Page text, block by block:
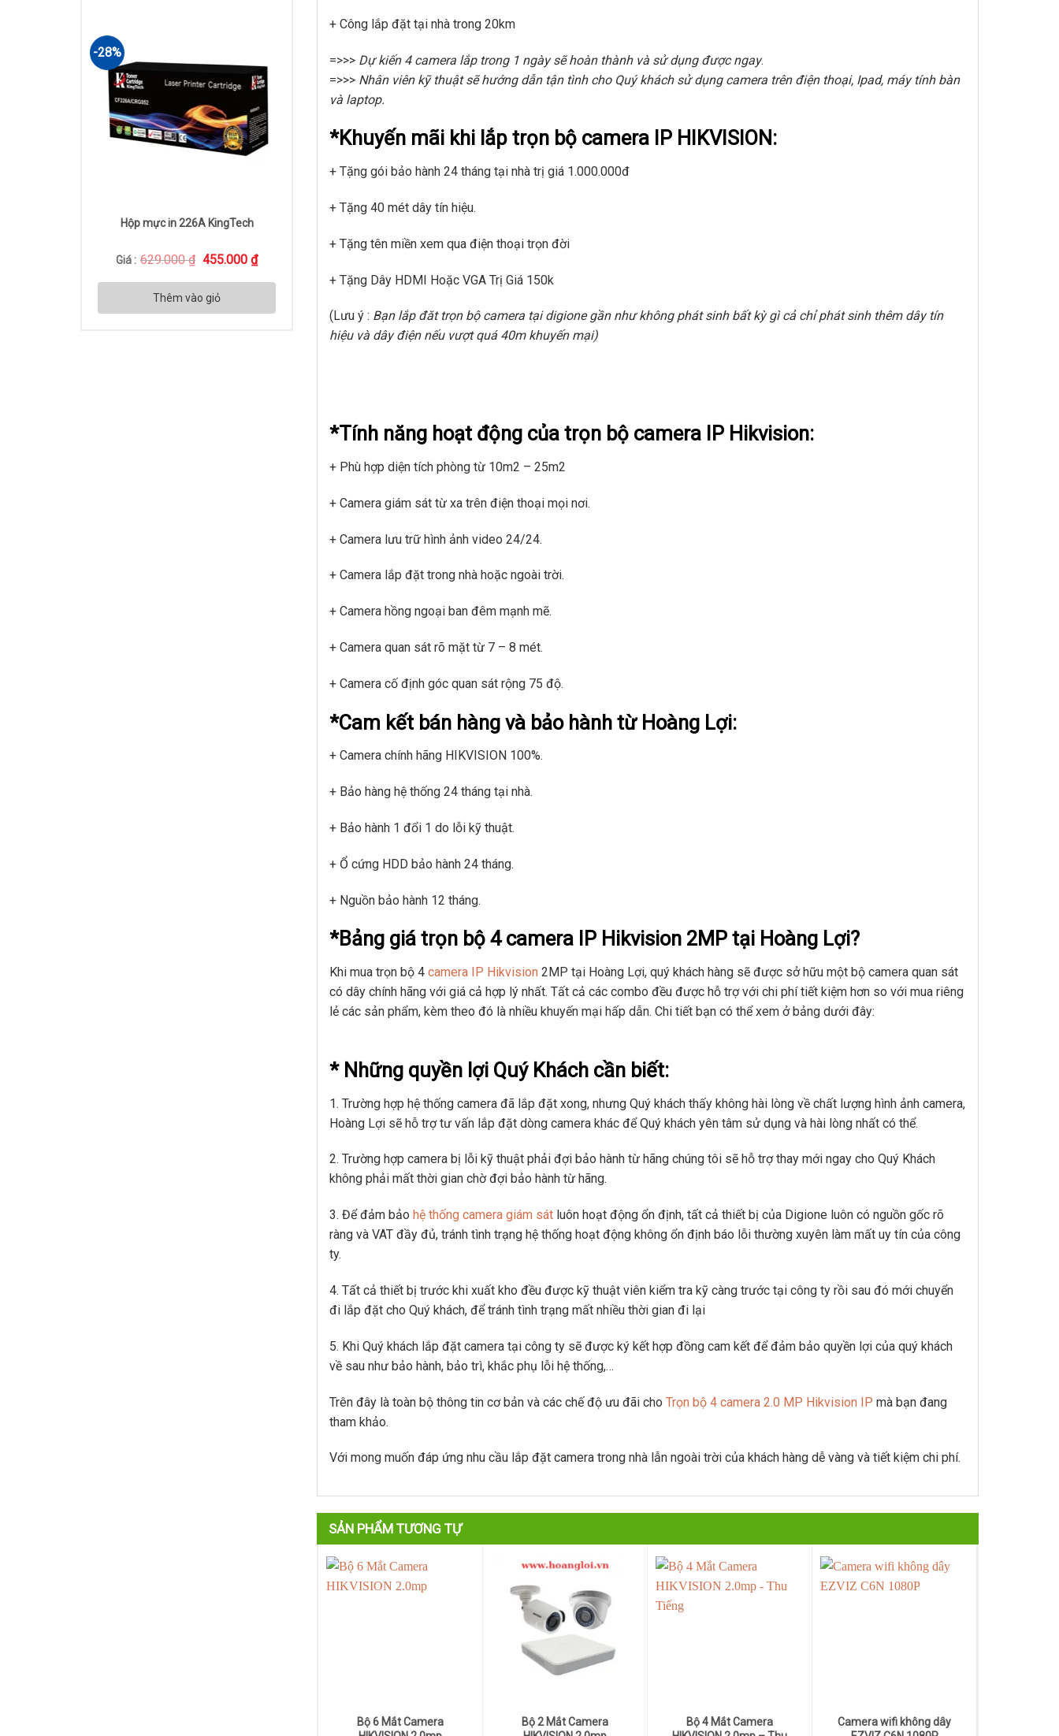
-28%
Hộp mực in 226A KingTech
Giá : 629.000₫ Giá
là:
629.000 ₫.
455.000 ₫Giá
hiện
tại
455.000 ₫.
Thêm vào giỏ
+ Công lắp đặt tại nhà trong 20km
=>>> Dự kiến 4 camera lắp trong 1 ngày sẽ hoàn thành và sử dụng được ngay.
=>>> Nhân viên kỹ thuật sẽ hướng dẫn tận tình cho Quý khách sử dụng camera trên điện thoại, Ipad, máy tính bàn
và laptop.
*Khuyến mãi khi lắp trọn bộ camera IP HIKVISION:
+ Tặng gói bảo hành 24 tháng tại nhà trị giá 1.000.000đ
+ Tặng 40 mét dây tín hiệu.
+ Tặng tên miền xem qua điện thoại trọn đời
+ Tặng Dây HDMI Hoặc VGA Trị Giá 150k
(Lưu ý : Bạn lắp đăt trọn bộ camera tại digione gần như không phát sinh bất kỳ gì cả chỉ phát sinh thêm dây tín
hiệu và dây điện nếu vượt quá 40m khuyến mại)
Đầu Ghi Hình camera Hikvision
*Tính năng hoạt động của trọn bộ camera IP Hikvision:
+ Phù hợp diện tích phòng từ 10m2 – 25m2
+ Camera giám sát từ xa trên điện thoại mọi nơi.
+ Camera lưu trữ hình ảnh video 24/24.
+ Camera lắp đặt trong nhà hoặc ngoài trời.
+ Camera hồng ngoại ban đêm mạnh mẽ.
+ Camera quan sát rõ mặt từ 7 – 8 mét.
+ Camera cố định góc quan sát rộng 75 độ.
*Cam kết bán hàng và bảo hành từ Hoàng Lợi:
+ Camera chính hãng HIKVISION 100%.
+ Bảo hàng hệ thống 24 tháng tại nhà.
+ Bảo hành 1 đổi 1 do lỗi kỹ thuật.
+ Ổ cứng HDD bảo hành 24 tháng.
+ Nguồn bảo hành 12 tháng.
*Bảng giá trọn bộ 4 camera IP Hikvision 2MP tại Hoàng Lợi?
Khi mua trọn bộ 4 camera IP Hikvision 2MP tại Hoàng Lợi, quý khách hàng sẽ được sở hữu một bộ camera quan sát
có dây chính hãng với giá cả hợp lý nhất. Tất cả các combo đều được hỗ trợ với chi phí tiết kiệm hơn so với mua riêng
lẻ các sản phẩm, kèm theo đó là nhiều khuyến mại hấp dẫn. Chi tiết bạn có thể xem ở bảng dưới đây:
* Những quyền lợi Quý Khách cần biết:
1. Trường hợp hệ thống camera đã lắp đặt xong, nhưng Quý khách thấy không hài lòng về chất lượng hình ảnh camera,
Hoàng Lợi sẽ hỗ trợ tư vấn lắp đặt dòng camera khác để Quý khách yên tâm sử dụng và hài lòng nhất có thể.
2. Trường hợp camera bị lỗi kỹ thuật phải đợi bảo hành từ hãng chúng tôi sẽ hỗ trợ thay mới ngay cho Quý Khách
không phải mất thời gian chờ đợi bảo hành từ hãng.
3. Để đảm bảo hệ thống camera giám sát luôn hoạt động ổn định, tất cả thiết bị của Digione luôn có nguồn gốc rõ
ràng và VAT đầy đủ, tránh tình trạng hệ thống hoạt động không ổn định báo lỗi thường xuyên làm mất uy tín của công
ty.
4. Tất cả thiết bị trước khi xuất kho đều được kỹ thuật viên kiểm tra kỹ càng trước tại công ty rồi sau đó mới chuyển
đi lắp đặt cho Quý khách, để tránh tình trạng mất nhiều thời gian đi lại
5. Khi Quý khách lắp đặt camera tại công ty sẽ được ký kết hợp đồng cam kết để đảm bảo quyền lợi của quý khách
về sau như bảo hành, bảo trì, khắc phụ lỗi hệ thống,…
Trên đây là toàn bộ thông tin cơ bản và các chế độ ưu đãi cho Trọn bộ 4 camera 2.0 MP Hikvision IP mà bạn đang
tham khảo.
Với mong muốn đáp ứng nhu cầu lắp đặt camera trong nhà lẫn ngoài trời của khách hàng dễ vàng và tiết kiệm chi phí.
SẢN PHẨM TƯƠNG TỰ
Bộ 6 Mắt Camera
Bộ 2 Mắt Camera
Bộ 4 Mắt Camera
Camera wifi không dây